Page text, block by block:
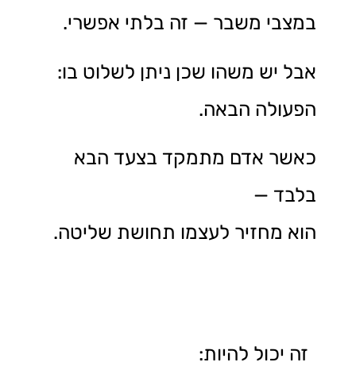
במצבי משבר — זה בלתי אפשרי.
אבל יש משהו שכן ניתן לשלוט בו:
הפעולה הבאה.
כאשר אדם מתמקד בצעד הבא
בלבד —
הוא מחזיר לעצמו תחושת שליטה.
זה יכול להיות: